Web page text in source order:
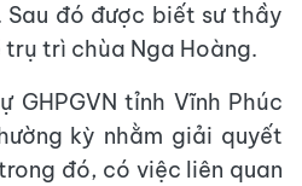
Sau đó được biết sư thầy
trụ trì chùa Nga Hoàng.
GHPGVN tỉnh Vĩnh Phúc
kỳ nhằm giải quyết
đó, có việc liên quan